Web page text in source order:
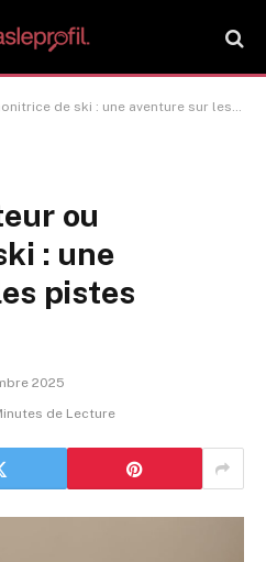
de ski : une aventure sur les pistes enneigées
ou
: une
pistes
2025
de Lecture